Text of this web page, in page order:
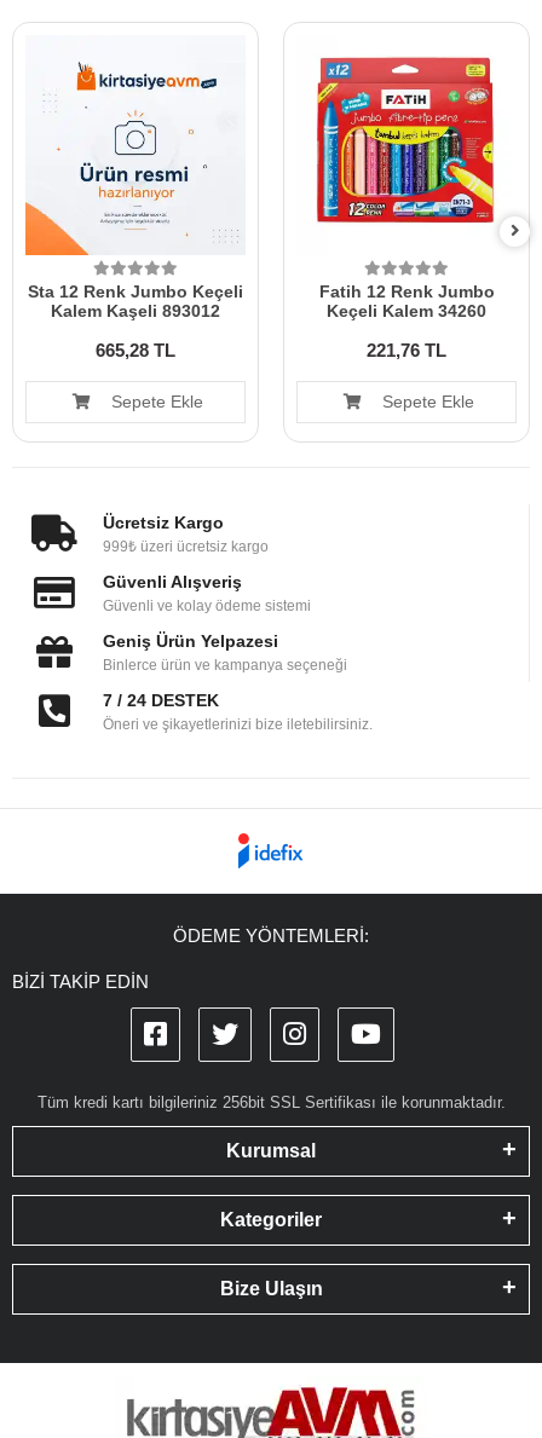
Sta 12 Renk Jumbo Keçeli
Kalem Kaşeli 893012
665,28 TL
Sepete Ekle
Fatih 12 Renk Jumbo
Keçeli Kalem 34260
221,76 TL
Sepete Ekle
Ücretsiz Kargo
999₺ üzeri ücretsiz kargo
Güvenli Alışveriş
Güvenli ve kolay ödeme sistemi
Geniş Ürün Yelpazesi
Binlerce ürün ve kampanya seçeneği
7 / 24 DESTEK
Öneri ve şikayetlerinizi bize iletebilirsiniz.
ÖDEME YÖNTEMLERİ:
BİZİ TAKİP EDİN
Tüm kredi kartı bilgileriniz 256bit SSL Sertifikası ile korunmaktadır.
Kurumsal
Kategoriler
Bize Ulaşın